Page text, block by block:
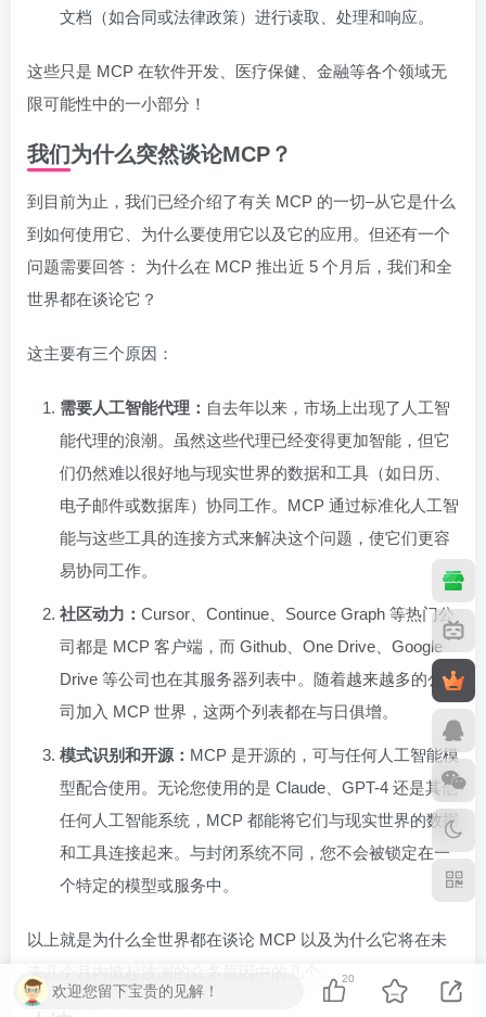
文档（如合同或法律政策）进行读取、处理和响应。
这些只是 MCP 在软件开发、医疗保健、金融等各个领域无
限可能性中的一小部分！
我们为什么突然谈论MCP？
到目前为止，我们已经介绍了有关 MCP 的一切–从它是什么
到如何使用它、为什么要使用它以及它的应用。但还有一个
问题需要回答： 为什么在 MCP 推出近 5 个月后，我们和全
世界都在谈论它？
这主要有三个原因：
需要人工智能代理： 自去年以来，市场上出现了人工智
能代理的浪潮。虽然这些代理已经变得更加智能，但它
们仍然难以很好地与现实世界的数据和工具（如日历、
电子邮件或数据库）协同工作。MCP 通过标准化人工智
能与这些工具的连接方式来解决这个问题，使它们更容
易协同工作。
社区动力： Cursor、Continue、Source Graph 等热门公
司都是 MCP 客户端，而 Github、One Drive、Google
Drive 等公司也在其服务器列表中。随着越来越多的公
司加入 MCP 世界，这两个列表都在与日俱增。
模式识别和开源： MCP 是开源的，可与任何人工智能模
型配合使用。无论您使用的是 Claude、GPT-4 还是其他
任何人工智能系统，MCP 都能将它们与现实世界的数据
和工具连接起来。与封闭系统不同，您不会被锁定在一
个特定的模型或服务中。
以上就是为什么全世界都在谈论 MCP 以及为什么它将在未
来几个月内掀起波澜的众多原因中的几个。
欢迎您留下宝贵的见解！
20